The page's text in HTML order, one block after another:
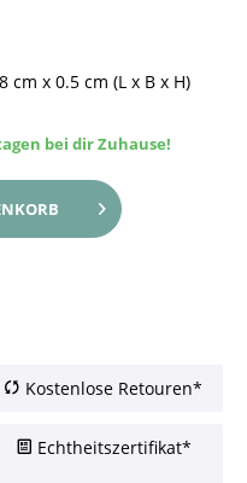
cm x 0.5 cm (L x B x H)
bei dir Zuhause!
Kostenlose Retouren*
Echtheitszertifikat*